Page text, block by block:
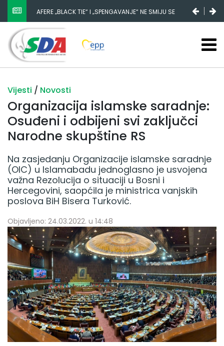
AFERE „BLACK TIE“ I „SPENGAVANJE“ NE SMIJU SE
ZATAŠKATI
Vijesti / Novosti
Organizacija islamske saradnje:
Osuđeni i odbijeni svi zaključci
Narodne skupštine RS
Na zasjedanju Organizacije islamske saradnje
(OIC) u Islamabadu jednoglasno je usvojena
važna Rezolucija o situaciji u Bosni i
Hercegovini, saopćila je ministrica vanjskih
poslova BiH Bisera Turković.
Objavljeno: 24.03.2022. u 14:48